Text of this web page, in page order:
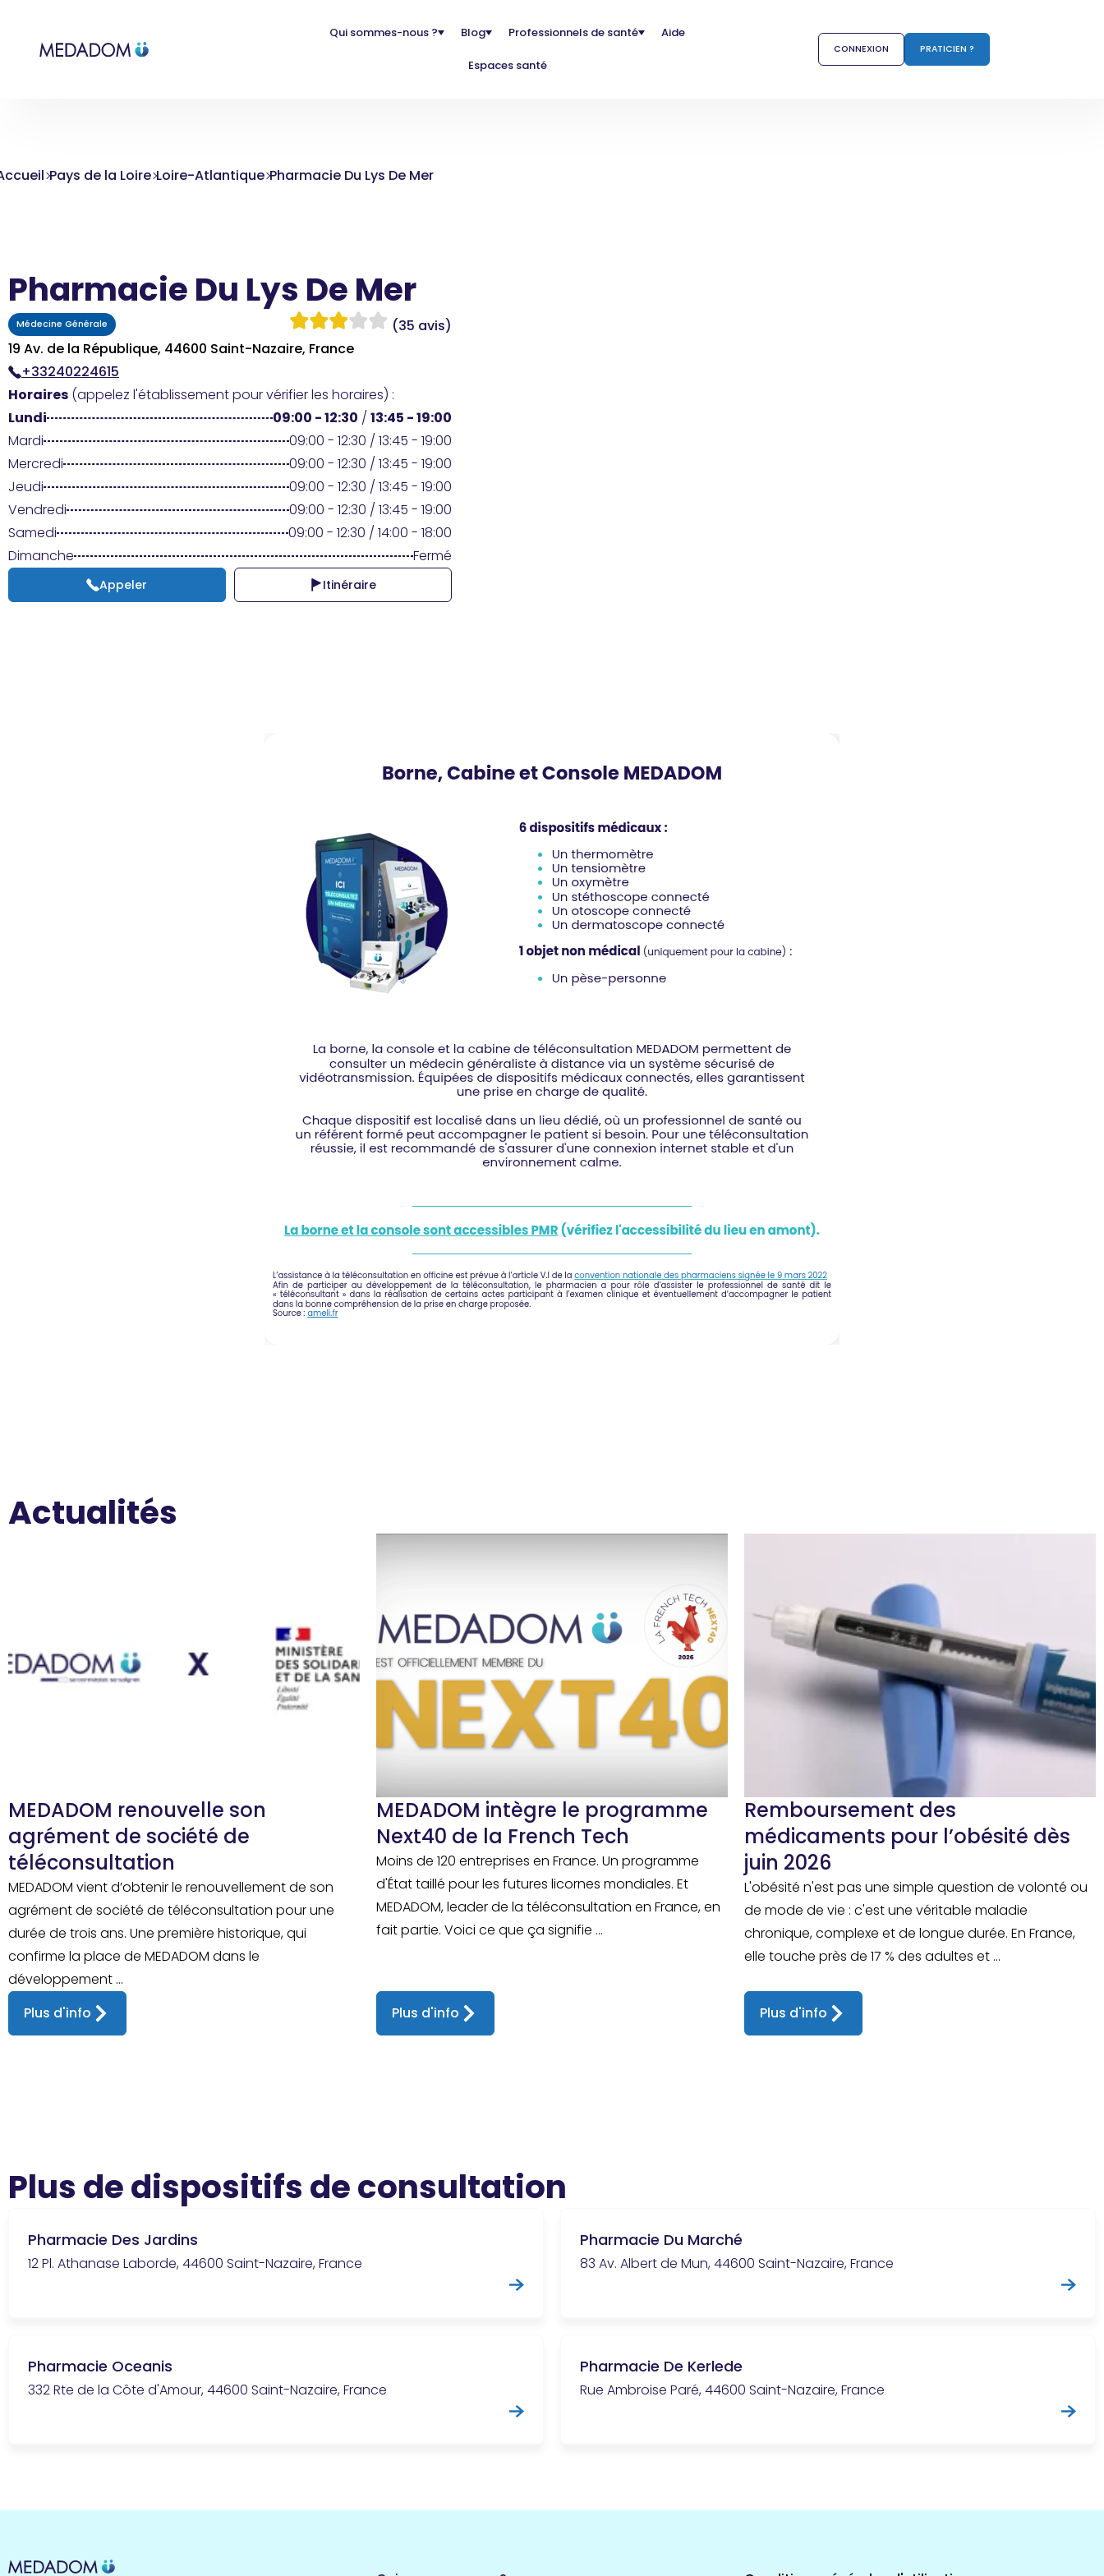
Qui sommes-nous ? Blog Professionnels de santé Aide
Espaces santé
CONNEXION PRATICIEN ?
Pays de la Loire Loire-Atlantique Pharmacie Du Lys De Mer
Pharmacie Du Lys De Mer
Médecine Générale
(35 avis)
19 Av. de la République, 44600 Saint-Nazaire, France
+33240224615
Horaires (appelez l'établissement pour vérifier les horaires) :
Lundi
09:00 - 12:30 / 13:45 - 19:00
Mardi
09:00 - 12:30 / 13:45 - 19:00
Mercredi
09:00 - 12:30 / 13:45 - 19:00
Jeudi
09:00 - 12:30 / 13:45 - 19:00
Vendredi
09:00 - 12:30 / 13:45 - 19:00
Samedi
09:00 - 12:30 / 14:00 - 18:00
Dimanche
Fermé
Appeler Itinéraire
Actualités
MEDADOM renouvelle son
agrément de société de
téléconsultation
MEDADOM vient d’obtenir le renouvellement de son
agrément de société de téléconsultation pour une
durée de trois ans. Une première historique, qui
confirme la place de MEDADOM dans le
développement ...
Plus d'info
MEDADOM intègre le programme
Next40 de la French Tech
Moins de 120 entreprises en France. Un programme
d'État taillé pour les futures licornes mondiales. Et
MEDADOM, leader de la téléconsultation en France, en
fait partie. Voici ce que ça signifie ...
Plus d'info
Remboursement des
médicaments pour l’obésité dès
juin 2026
L'obésité n'est pas une simple question de volonté ou
de mode de vie : c'est une véritable maladie
chronique, complexe et de longue durée. En France,
elle touche près de 17 % des adultes et ...
Plus d'info
Plus de dispositifs de consultation
Pharmacie Des Jardins
12 Pl. Athanase Laborde, 44600 Saint-Nazaire, France
Pharmacie Du Marché
83 Av. Albert de Mun, 44600 Saint-Nazaire, France
Pharmacie Oceanis
332 Rte de la Côte d'Amour, 44600 Saint-Nazaire, France
Pharmacie De Kerlede
Rue Ambroise Paré, 44600 Saint-Nazaire, France